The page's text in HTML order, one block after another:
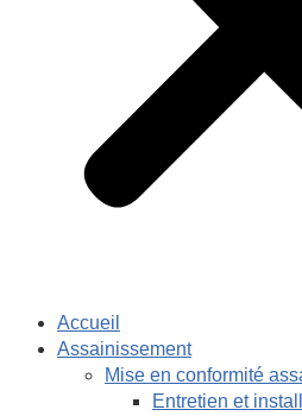
Accueil
Assainissement
Mise en conformité
Entretien et